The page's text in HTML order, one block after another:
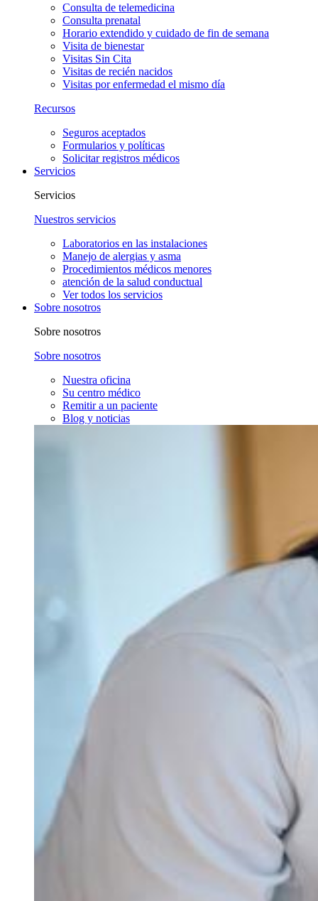
Consulta de telemedicina
Consulta prenatal
Horario extendido y cuidado de fin de semana
Visita de bienestar
Visitas Sin Cita
Visitas de recién nacidos
Visitas por enfermedad el mismo día
Recursos
Seguros aceptados
Formularios y políticas
Solicitar registros médicos
Servicios
Servicios
Nuestros servicios
Laboratorios en las instalaciones
Manejo de alergias y asma
Procedimientos médicos menores
atención de la salud conductual
Ver todos los servicios
Sobre nosotros
Sobre nosotros
Sobre nosotros
Nuestra oficina
Su centro médico
Remitir a un paciente
Blog y noticias